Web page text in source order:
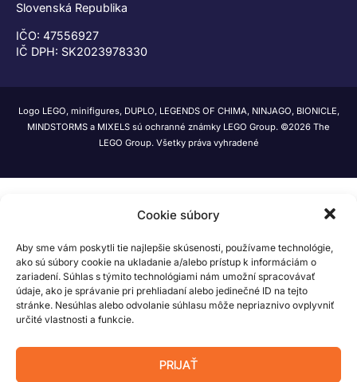
Cookie súbory
Aby sme vám poskytli tie najlepšie skúsenosti, používame technológie,
ako sú súbory cookie na ukladanie a/alebo prístup k informáciám o
zariadení. Súhlas s týmito technológiami nám umožní spracovávať
údaje, ako je správanie pri prehliadaní alebo jedinečné ID na tejto
stránke. Nesúhlas alebo odvolanie súhlasu môže nepriaznivo ovplyvniť
určité vlastnosti a funkcie.
PRIJAŤ
Slovenská Republika
IČO: 47556927
IČ DPH: SK2023978330
Logo LEGO, minifigures, DUPLO, LEGENDS OF CHIMA, NINJAGO, BIONICLE,
MINDSTORMS a MIXELS sú ochranné známky LEGO Group. ©2026 The
LEGO Group. Všetky práva vyhradené